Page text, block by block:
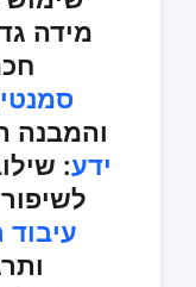
מידה
והמבנה
ידע:
עיבוד